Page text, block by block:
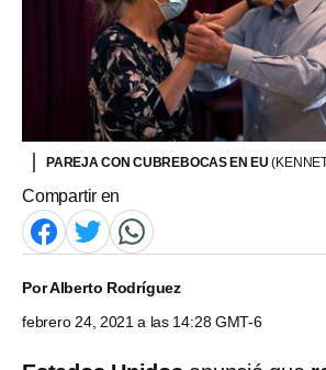
PAREJA CON CUBREBOCAS EN EU
Compartir en
PorAlberto Rodríguez
febrero 24, 2021 a las 14:28 GMT-6